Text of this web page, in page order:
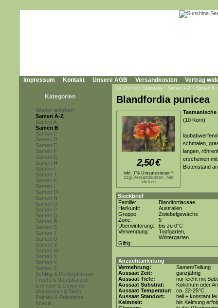
Impressum Kontakt Unsere AGB Versandkosten Vertrag
Kategorien
Wieder lieferbar!
Samen A-Z
Samen A
Samen B
Samen C
Samen D
Samen E
Samen F
Samen G
Samen H
Samen I
Samen J
Samen K
Samen L
Samen M
Samen N
Samen O
Samen P
Samen Q
Samen R
Samen S
Samen T
Samen U
Samen V
Samen W
Samen X
Samen Y
Samen Z
Schling & Kletterpflanzen
Frucht & Nutzpflanzen
Gemüse & Gewürze
Mangroven & Teich
Palmen & Palmfarne
Acacia
Sie sind hier: Startseite » Samen A-Z » Samen B
Blandfordia punicea
2,50€
inkl. 7% Umsatzsteuer *
zzgl.Versandkosten, hier
klicken
(10 Korn)
schmalen,
langen,
erscheinen
Blütenstand
Steckbrief
Familie:
Blandfortiaceae
Herkunft:
Australien
Gruppe:
Zwiebelgewächs
Zone:
9
Überwinterung:
bis zu 0°C
Verwendung:
Topfgarten,
Wintergarten
Giftig:
Anzuchtanleitung
Vermehrung:
Samen/Teilung
Aussaat Zeit:
ganzjährig
Aussaat Tiefe:
nur leicht mit
Aussaat Substrat:
Kokohum oder
Aussaat Temperatur:
ca. 22-25°C
Aussaat Standort:
hell + konstant
Keimzeit:
bis Keimung